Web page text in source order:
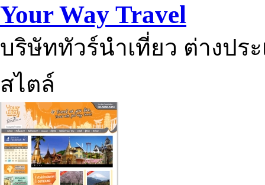
Your Way Travel
บริษัททัวร์นำเที่ยว ต่างปร
สไตล์